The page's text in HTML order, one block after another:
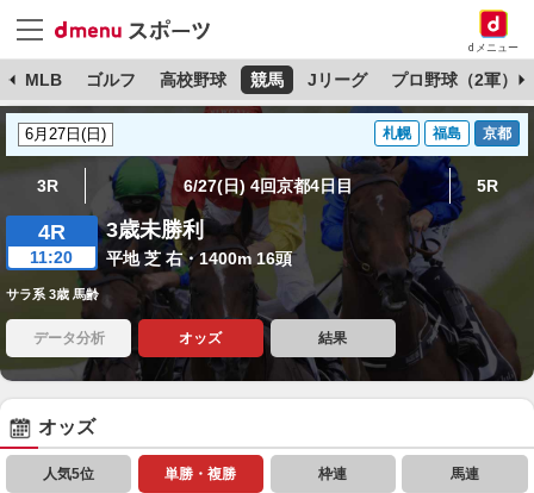
dメニュー
MLB ゴルフ 高校野球 競馬 Jリーグ プロ野球（2軍）
札幌 福島 京都
3R 6/27(日) 4回京都4日目 5R
4R
11:20
3歳未勝利
平地 芝 右・1400m 16頭
サラ系 3歳 馬齢
データ分析 オッズ 結果
オッズ
人気5位 単勝・複勝 枠連 馬連